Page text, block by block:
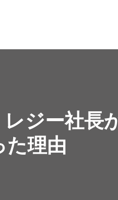
ジー社長
た理由